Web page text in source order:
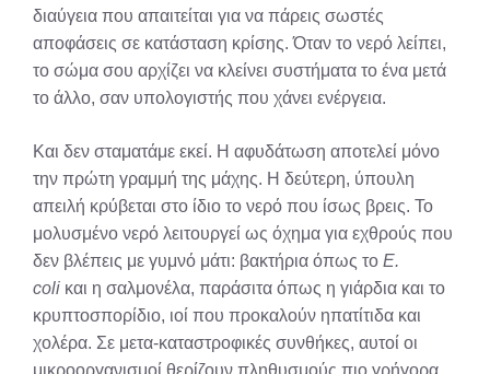
διαύγεια που απαιτείται για να πάρεις σωστές
αποφάσεις σε κατάσταση κρίσης. Όταν το νερό λείπει,
το σώμα σου αρχίζει να κλείνει συστήματα το ένα μετά
το άλλο, σαν υπολογιστής που χάνει ενέργεια.
Και δεν σταματάμε εκεί. Η αφυδάτωση αποτελεί μόνο
την πρώτη γραμμή της μάχης. Η δεύτερη, ύπουλη
απειλή κρύβεται στο ίδιο το νερό που ίσως βρεις. Το
μολυσμένο νερό λειτουργεί ως όχημα για εχθρούς που
δεν βλέπεις με γυμνό μάτι: βακτήρια όπως το E.
coli και η σαλμονέλα, παράσιτα όπως η γιάρδια και το
κρυπτοσπορίδιο, ιοί που προκαλούν ηπατίτιδα και
χολέρα. Σε μετα-καταστροφικές συνθήκες, αυτοί οι